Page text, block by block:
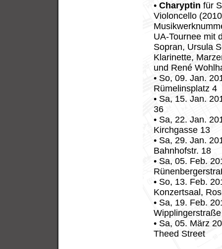
•Charyptin für
Violoncello
UA-Tournee mit
Sopran, Ursula
Klarinette,
und René
• So, 09. Jan.
Rümelinsplatz 4
• Sa, 15. Jan.
36
• Sa, 22. Jan.
Kirchgasse 13
• Sa, 29. Jan.
Bahnhofstr. 18
• Sa, 05. Feb.
• So, 13. Feb.
Konzertsaal,
• Sa, 19. Feb.
• Sa, 05. März
Theed Street